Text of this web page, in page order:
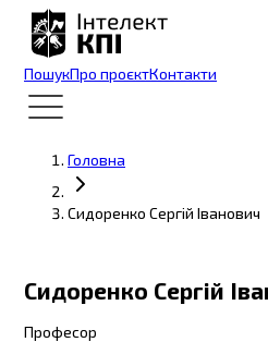
ПошукПро проєктКонтакти
Головна
Сидоренко Сергій Іванович
Сидоренко Сергій
Професор